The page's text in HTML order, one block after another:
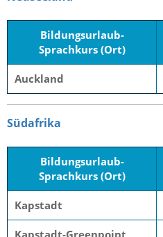
Bildungsurlaub-
Sprachkurs (Ort)
Auckland
Südafrika
Bildungsurlaub-
Sprachkurs (Ort)
Kapstadt